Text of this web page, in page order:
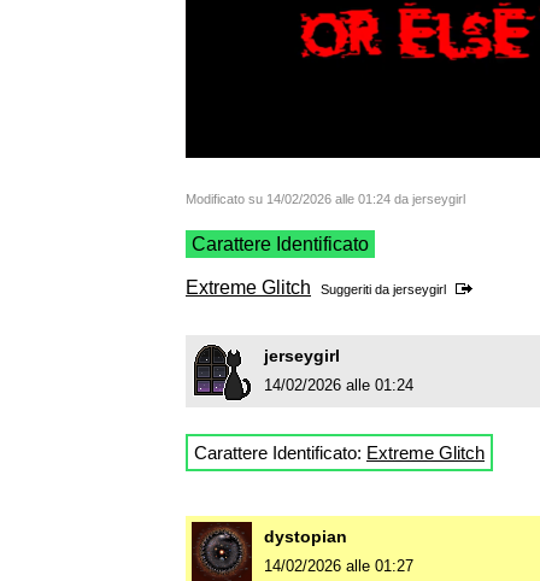
Modificato su 14/02/2026 alle 01:24 da jerseygirl
Carattere Identificato
Extreme Glitch Suggeriti da jerseygirl
jerseygirl
14/02/2026 alle 01:24
Carattere Identificato: Extreme Glitch
dystopian
14/02/2026 alle 01:27